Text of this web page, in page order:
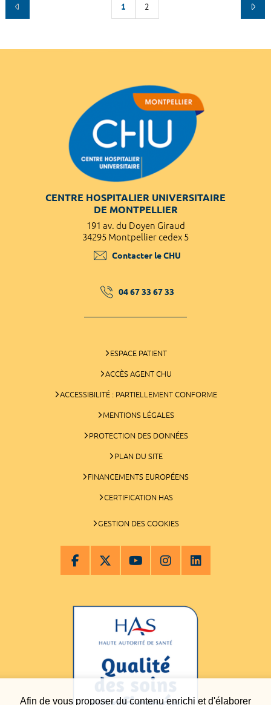
Afin de vous proposer du contenu enrichi et d'élaborer
1 2
CENTRE HOSPITALIER UNIVERSITAIRE
DE MONTPELLIER
191 av. du Doyen Giraud
34295 Montpellier cedex 5
Contacter le CHU
04 67 33 67 33
ESPACE PATIENT
ACCÈS AGENT CHU
ACCESSIBILITÉ : PARTIELLEMENT CONFORME
MENTIONS LÉGALES
PROTECTION DES DONNÉES
PLAN DU SITE
FINANCEMENTS EUROPÉENS
CERTIFICATION HAS
GESTION DES COOKIES